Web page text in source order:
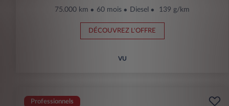
75.000 km 60 mois Diesel 139 g/km
DÉCOUVREZ L'OFFRE
VU
Professionnels